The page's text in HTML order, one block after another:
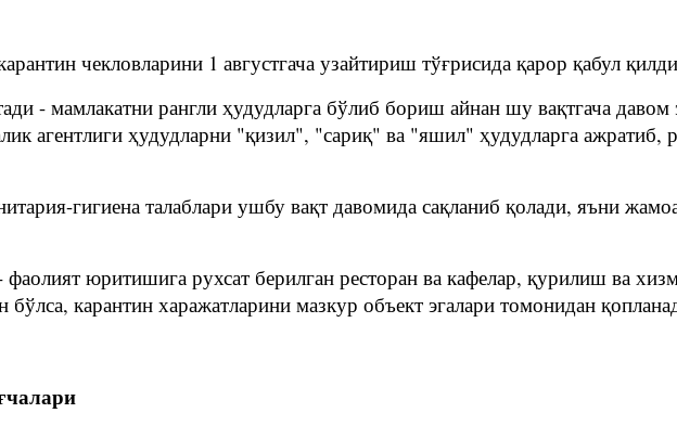
чекловларини 1 августгача узайтириш тўғрисида қарор қабул
- мамлакатни рангли ҳудудларга бўлиб бориш айнан шу вақтгача
агентлиги ҳудудларни "қизил", "сариқ" ва "яшил" ҳудудларга
гигиена талаблари ушбу вақт давомида сақланиб қолади, яъни
юритишига рухсат берилган ресторан ва кафелар, қурилиш ва
бўлса, карантин харажатларини мазкур объект эгалари томонидан